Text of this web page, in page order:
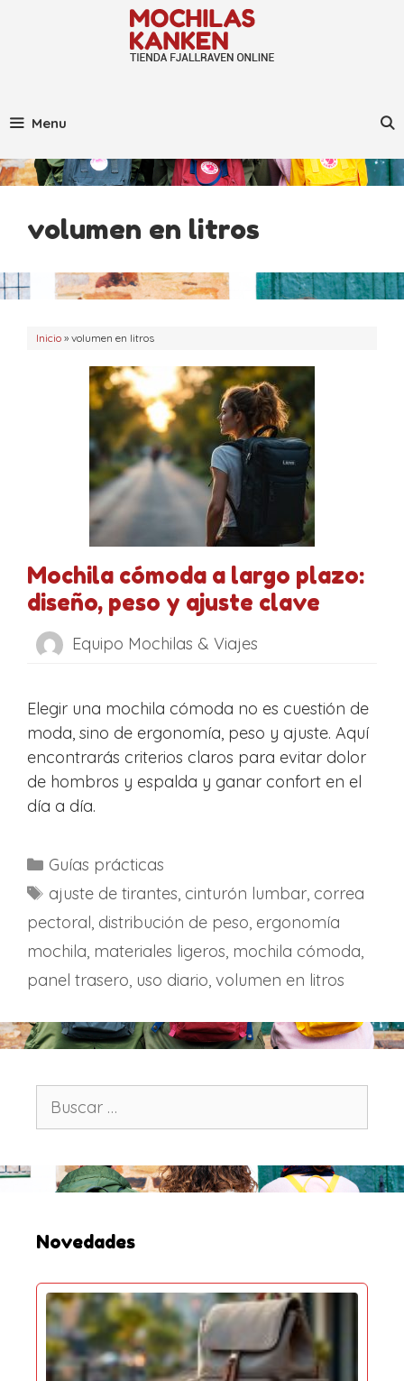
Menu
volumen en litros
Inicio » volumen en litros
Mochila cómoda a largo plazo:
diseño, peso y ajuste clave
Equipo Mochilas & Viajes
Elegir una mochila cómoda no es cuestión de
moda, sino de ergonomía, peso y ajuste. Aquí
encontrarás criterios claros para evitar dolor
de hombros y espalda y ganar confort en el
día a día.
C
a
g
o
í
s
Guías prácticas
E
t
u
t
s
ajuste de tirantes, cinturón lumbar, correa
pectoral, distribución de peso, ergonomía
mochila, materiales ligeros, mochila cómoda,
panel trasero, uso diario, volumen en litros
:Novedades